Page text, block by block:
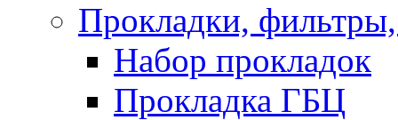
Прокладки,
Набор прокладок
Прокладка ГБЦ